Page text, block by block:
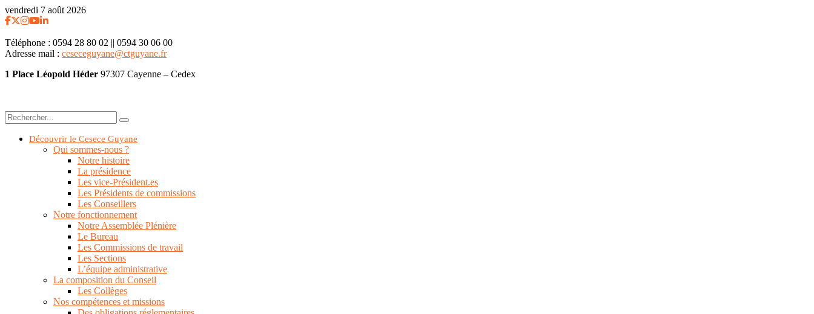
vendredi 7 août 2026
Téléphone : 0594 28 80 02 || 0594 30 06 00
Adresse mail : ceseceguyane@ctguyane.fr
1 Place Léopold Héder 97307 Cayenne – Cedex
Découvrir le Cesece Guyane
Qui sommes-nous ?
Notre histoire
La présidence
Les vice-Président.es
Les Présidents de commissions
Les Conseillers
Notre fonctionnement
Notre Assemblée Plénière
Le Bureau
Les Commissions de travail
Les Sections
L’équipe administrative
La composition du Conseil
Les Collèges
Nos compétences et missions